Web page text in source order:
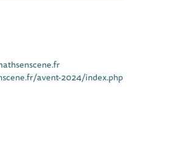
avent-2024/index.php